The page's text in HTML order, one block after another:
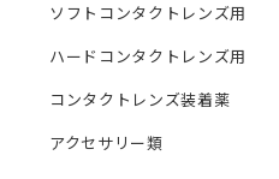
ソフトコンタクトレンズ用
ハードコンタクトレンズ用
コンタクトレンズ装着薬
アクセサリー類